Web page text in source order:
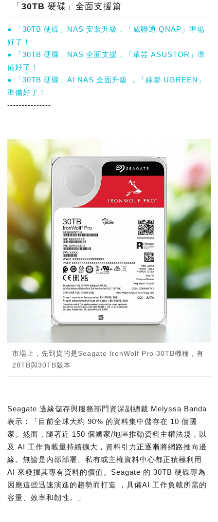
「30TB 硬碟」全面支援篇
● 「30TB 硬碟」NAS 安裝升級，「威聯通 QNAP」準備
好了！
● 「30TB 硬碟」NAS 全面支援，「華芸 ASUSTOR」準
備好了！
● 「30TB 硬碟」AI NAS 全面升級 ，「綠聯 UGREEN」
準備好了！
---------------
市場上，先到貨的是Seagate IronWolf Pro 30TB機種，有
28TB與30TB版本
Seagate 邊緣儲存與服務部門資深副總裁 Melyssa Banda
表示：「目前全球大約 90% 的資料集中儲存在 10 個國
家。然而，隨著近 150 個國家/地區推動資料主權法規，以
及 AI 工作負載量持續擴大，資料引力正逐漸將網路推向邊
緣。無論是內部部署、私有或主權資料中心都正積極利用
AI 來發揮其專有資料的價值。Seagate 的 30TB 硬碟專為
因應這些迅速演進的趨勢而打造 ，具備AI 工作負載所需的
容量、效率和韌性。」